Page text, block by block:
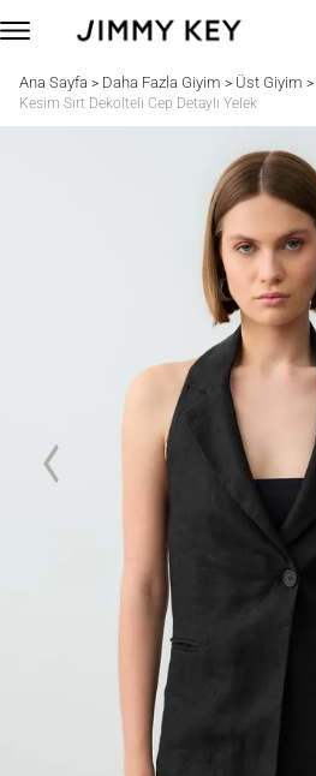
Ana Sayfa > Daha Fazla Giyim > Üst Giyim >
Kesim Sırt Dekolteli Cep Detaylı Yelek